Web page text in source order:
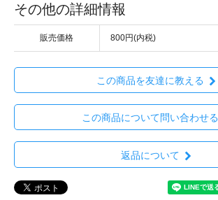
その他の詳細情報
販売価格 800円(内税)
この商品を友達に教える
この商品について問い合わせる
返品について